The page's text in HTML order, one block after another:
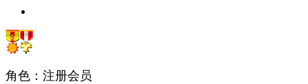
角色：注册会员